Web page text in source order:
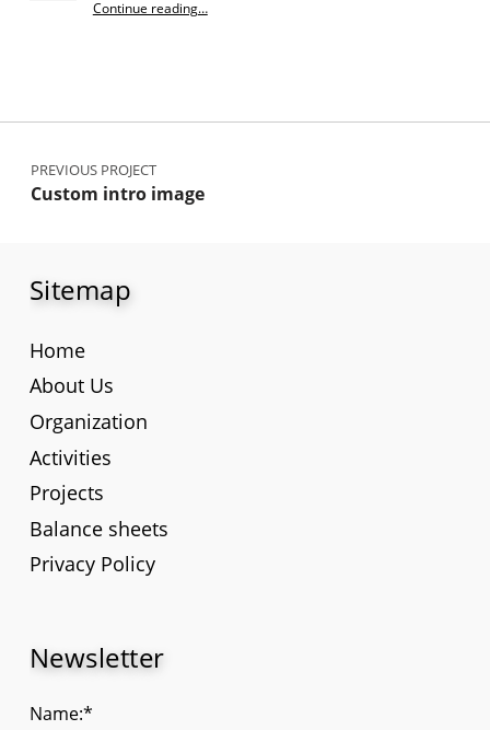
Continue reading“3η Διοικητική Συνάντηση του Έργου SUSTOUR και 3ο Multiplier Event στην Γρανάδα”
…
Post navigation
PREVIOUS PROJECT
Custom intro image
Sitemap
Home
About Us
Organization
Activities
Projects
Balance sheets
Privacy Policy
Newsletter
Name:*